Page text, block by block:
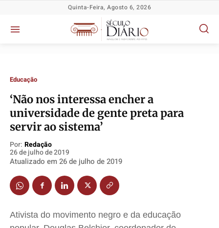
Socioeconômicas
Justiça
Socioeconômicas
Justiça
Socioeconômicas
Justiça
Socioeconômicas
Justiça
Quinta-Feira, Agosto 6, 2026
Educação
‘Não nos interessa encher a
universidade de gente preta para
servir ao sistema’
Por: Redação
26 de julho de 2019
Atualizado em 26 de julho de 2019
Ativista do movimento negro e da educação